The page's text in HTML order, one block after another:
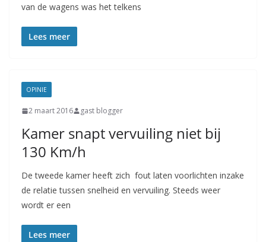
van de wagens was het telkens
Lees meer
OPINIE
2 maart 2016 gast blogger
Kamer snapt vervuiling niet bij
130 Km/h
De tweede kamer heeft zich fout laten voorlichten inzake
de relatie tussen snelheid en vervuiling. Steeds weer
wordt er een
Lees meer